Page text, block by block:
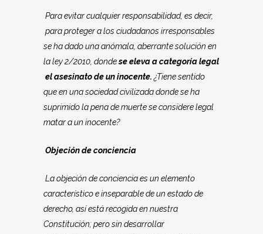
Para evitar cualquier responsabilidad, es decir,
para proteger a los ciudadanos irresponsables
se ha dado una anómala, aberrante solución en
la ley 2/2010, dondese eleva a categoría legal
el asesinato de un inocente. ¿Tiene sentido
que en una sociedad civilizada donde se ha
suprimido la pena de muerte se considere legal
matar a un inocente?
Objeción de conciencia
La objeción de conciencia es un elemento
característico e inseparable de un estado de
derecho, así está recogida en nuestra
Constitución; pero sin desarrollar